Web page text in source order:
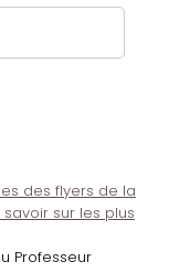
des flyers de la
savoir sur les plus
Professeur